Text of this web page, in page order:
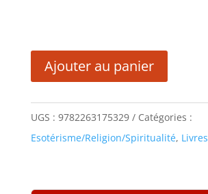
était :
23,90 €.
est :
TAROT
DE
MISSIONS
DE
Ajouter au panier
UGS : 9782263175329
Catégories :
Esotérisme/Religion/Spiritualité, Livres